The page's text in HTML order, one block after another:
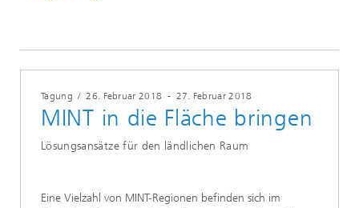
Tagung /26. Februar 2018 - 27. Februar 2018
MINT in die Fläche bringen
Lösungsansätze für den ländlichen Raum
Eine Vielzahl von MINT-Regionen befinden sich im